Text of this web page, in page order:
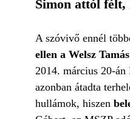
Simon attól félt,
A szóvivő ennél
ellen a Welsz
2014. március 20-
azonban átadta
hullámok, hiszen